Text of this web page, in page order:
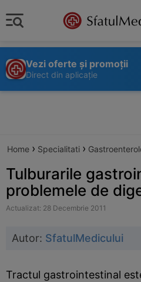
Vezi oferte și promoții
Direct din aplicație
Home › Specialitati ›
Tulburarile
problemele de
Actualizat: 28 Decembrie 2011
Autor: SfatulMedicului
Tractul gastrointestinal